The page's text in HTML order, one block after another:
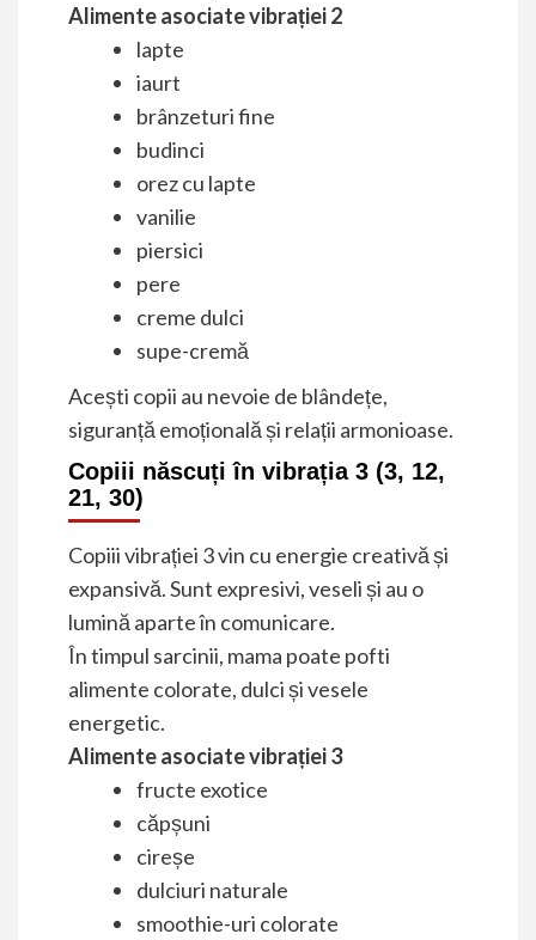
Alimente asociate vibrației 2
lapte
iaurt
brânzeturi fine
budinci
orez cu lapte
vanilie
piersici
pere
creme dulci
supe-cremă
Acești copii au nevoie de blândețe,
siguranță emoțională și relații armonioase.
Copiii născuți în vibrația 3 (3, 12,
21, 30)
Copiii vibrației 3 vin cu energie creativă și
expansivă. Sunt expresivi, veseli și au o
lumină aparte în comunicare.
În timpul sarcinii, mama poate pofti
alimente colorate, dulci și vesele
energetic.
Alimente asociate vibrației 3
fructe exotice
căpșuni
cireșe
dulciuri naturale
smoothie-uri colorate